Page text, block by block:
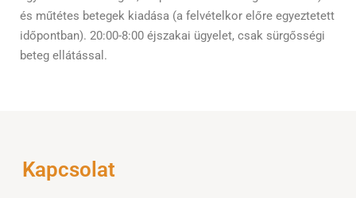
és műtétes betegek kiadása (a felvételkor előre egyeztetett
időpontban). 20:00-8:00 éjszakai ügyelet, csak sürgősségi
beteg ellátással.
Kapcsolat